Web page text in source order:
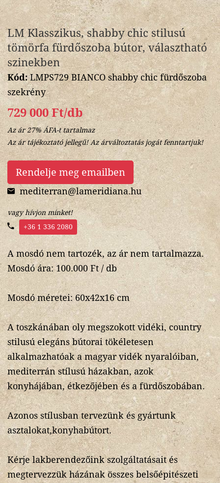
LM Klasszikus, shabby chic stilusú
tömörfa fürdőszoba bútor, választható
szinekben
Kód:LMPS729 BIANCO shabby chic fürdőszoba
szekrény
729 000 Ft/db
Az ár 27% ÁFA-t tartalmaz
Az ár tájékoztató jellegű! Az árváltoztatás jogát fenntartjuk!
Rendelje meg emailben
mediterran@lameridiana.hu
vagy hívjon minket!
+36 1 336 2080
A mosdó nem tartozék, az ár nem tartalmazza.
Mosdó ára: 100.000 Ft / db
Mosdó méretei: 60x42x16 cm
A toszkánában oly megszokott vidéki, country
stilusú elegáns bútorai tökéletesen
alkalmazhatóak a magyar vidék nyaralóiban,
mediterrán stílusú házakban, azok
konyhájában, étkezőjében és a fürdőszobában.
Azonos stílusban tervezünk és gyártunk
asztalokat,konyhabútort.
Kérje lakberendezőink szolgáltatásait és
megtervezzük házának összes belsőépitészeti